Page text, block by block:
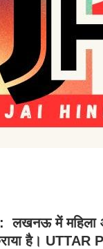
में महिला
है। UTTAR